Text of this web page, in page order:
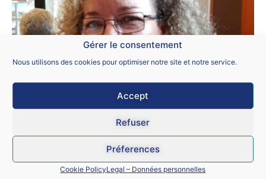
Gérer le consentement
Nous utilisons des cookies pour optimiser notre site et notre service.
Accept
Refuser
Préferences
Cookie PolicyLegal – Données personnelles
réunion bilatérale Rectorat/Snalc du lundi
10 mai 2021
Bonjour chers camarades de lycée général, lycée